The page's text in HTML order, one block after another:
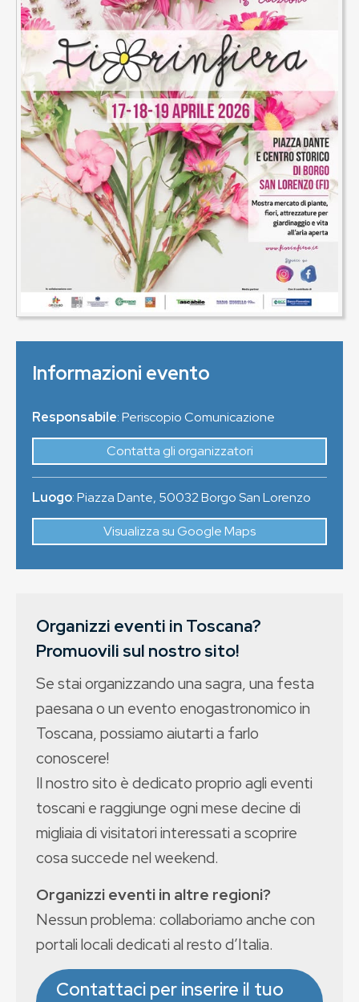
Informazioni evento
Responsabile: Periscopio Comunicazione
Contatta gli organizzatori
Luogo:Piazza Dante, 50032Borgo San Lorenzo
Visualizza su Google Maps
Organizzi eventi in Toscana?
Promuovili sul nostro sito!
Se stai organizzando una sagra, una festa
paesana o un evento enogastronomico in
Toscana, possiamo aiutarti a farlo
conoscere!
Il nostro sito è dedicato proprio agli eventi
toscani e raggiunge ogni mese decine di
migliaia di visitatori interessati a scoprire
cosa succede nel weekend.
Organizzi eventi in altre regioni?
Nessun problema: collaboriamo anche con
portali locali dedicati al resto d’Italia.
Contattaci per inserire il tuo